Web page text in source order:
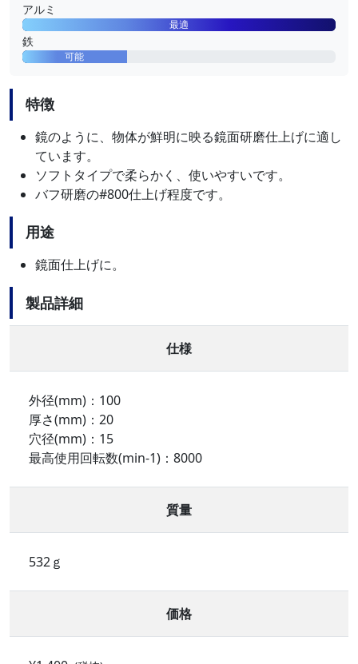
アルミ
最適
鉄
可能
特徴
鏡のように、物体が鮮明に映る鏡面研磨仕上げに適し
ています。
ソフトタイプで柔らかく、使いやすいです。
バフ研磨の#800仕上げ程度です。
用途
鏡面仕上げに。
製品詳細
仕様
外径(mm)：100
厚さ(mm)：20
穴径(mm)：15
最高使用回転数(min-1)：8000
質量
532ｇ
価格